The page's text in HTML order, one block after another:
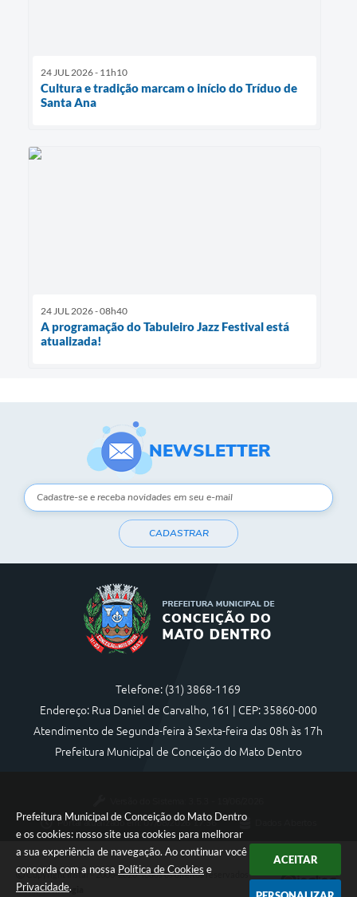
Prefeitura Municipal de Conceição do Mato Dentro
e os cookies: nosso site usa cookies para melhorar
a sua experiência de navegação. Ao continuar você
concorda com a nossa Política de Cookies e
Privacidade.
ACEITAR
24 JUL 2026 - 11h10
Cultura e tradição marcam o início do Tríduo de
Santa Ana
24 JUL 2026 - 08h40
A programação do Tabuleiro Jazz Festival está
atualizada!
NEWSLETTER
CADASTRAR
Telefone: (31) 3868-1169
Endereço: Rua Daniel de Carvalho, 161 | CEP: 35860-000
Atendimento de Segunda-feira à Sexta-feira das 08h às 17h
Prefeitura Municipal de Conceição do Mato Dentro
Portal atualizado em:07/08/2026 17:36
Copyright Instar - 2006-2026. Todos os direitos reservados -
Instar Tecnologia